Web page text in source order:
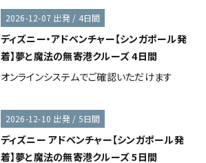
2026-12-07 出発 / 4日間
ディズニー・アドベンチャー【シンガポール発
着】夢と魔法の無寄港クルーズ 4日間
オンラインシステムでご確認いただけます
2026-12-10 出発 / 5日間
ディズニー アドベンチャー【シンガポール発
着】夢と魔法の無寄港クルーズ 5日間